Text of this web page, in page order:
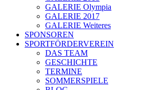
GALERIE Olympia
GALERIE 2017
GALERIE Weiteres
SPONSOREN
SPORTFÖRDERVEREIN
DAS TEAM
GESCHICHTE
TERMINE
SOMMERSPIELE